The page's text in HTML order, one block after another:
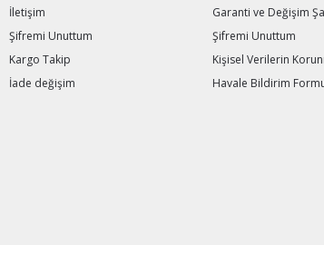
İletişim
Şifremi Unuttum
Kargo Takip
İade değişim
Garanti ve Değişim
Şifremi Unuttum
Kişisel Verilerin
Havale Bildirim